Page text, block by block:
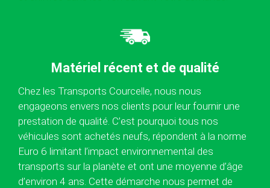
Matériel récent et de qualité
Chez les Transports Courcelle, nous nous
engageons envers nos clients pour leur fournir une
prestation de qualité. C’est pourquoi tous nos
véhicules sont achetés neufs, répondent à la norme
Euro 6 limitant l’impact environnemental des
transports sur la planète et ont une moyenne d’âge
d’environ 4 ans. Cette démarche nous permet de